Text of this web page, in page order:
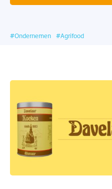
#Ondernemen #Agrifood